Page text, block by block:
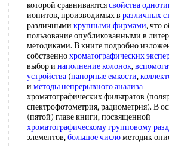
которой сравниваютсясвойства
ионитов, производимых в различных
различными крупными фирмами, что
пользование опубликованными в
методиками. В книге подробно
собственнохроматографических
выбор и наполнение колонок,
устройства (напорные емкости,
и методы непрерывного анализа
хроматографических фильтратов
спектрофотометрия, радиометрия). В
(пятой) главе книги, посвященной
хроматографическому групповому
элементов,большое числометодик